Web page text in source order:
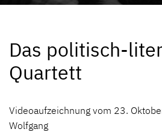
Das politisch-
Quartett
Videoaufzeichnung vom 23.
Wolfgang